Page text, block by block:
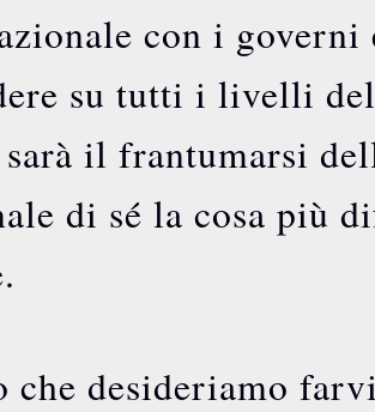
con i governi
su tutti i livelli
il frantumarsi
di sé la cosa più
che desideriamo